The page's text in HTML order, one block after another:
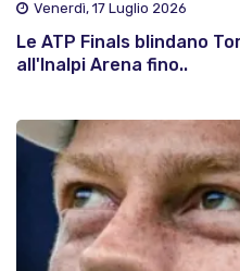
Venerdì, 17 Luglio 2026
Le ATP Finals blindano
all'Inalpi Arena fino..